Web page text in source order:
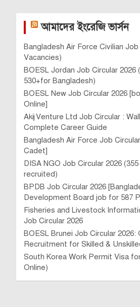
আমাদের ইংরেজি ভার্সন
Bangladesh Air Force Civilian Job
Vacancies)
BOESL Jordan Job Circular 2026
530+for Bangladesh)
BOESL New Job Circular 2026
Online]
Akij Venture Ltd Job Circular :
Complete Career Guide
Bangladesh Air Force Job
Cadet]
DISA NGO Job Circular 2026
recruited)
BPDB Job Circular 2026
Development Board job for 587
Fisheries and Livestock
Job Circular 2026
BOESL Brunei Job Circular 2026:
Recruitment for Skilled &
South Korea Work Permit Visa
Online)